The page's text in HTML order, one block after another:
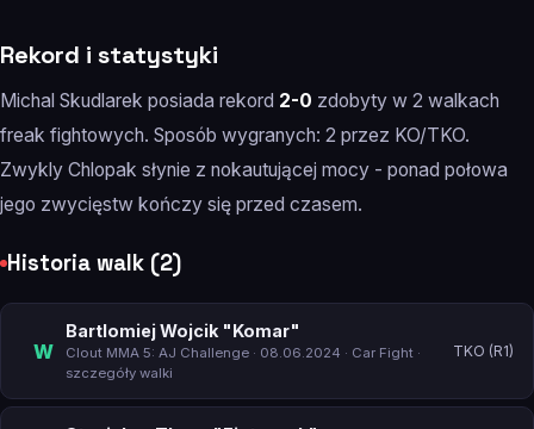
Rekord i statystyki
Michal Skudlarek posiada rekord 2-0 zdobyty w 2 walkach
freak fightowych. Sposób wygranych: 2 przez KO/TKO.
Zwykly Chlopak słynie z nokautującej mocy - ponad połowa
jego zwycięstw kończy się przed czasem.
Historia walk (2)
W
Bartlomiej Wojcik "Komar"
Clout MMA 5: AJ Challenge · 08.06.2024 · Car Fight ·
szczegóły walki
TKO (R1)